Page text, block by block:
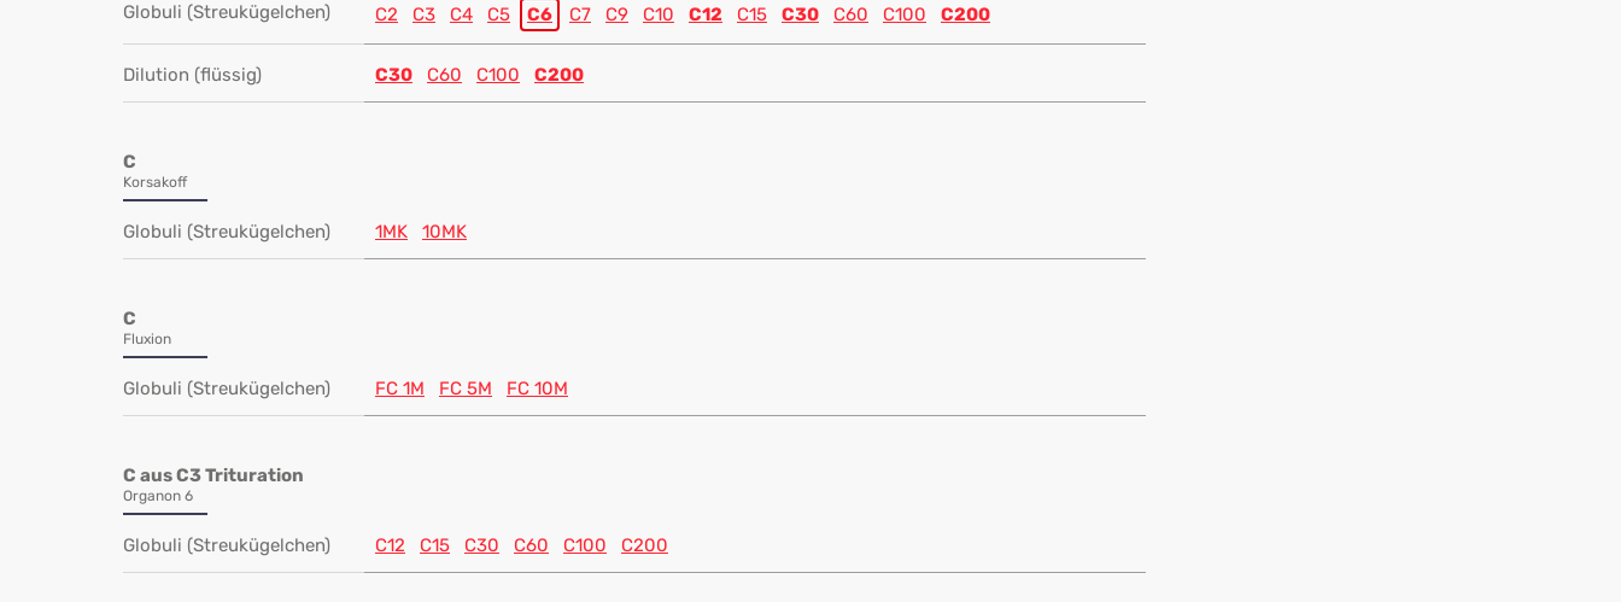
Globuli (Streukügelchen) C2 C3 C4 C5 C6 C7 C9 C10 C12 C15 C30 C60 C100 C200
Dilution (flüssig) C30 C60 C100 C200
C
Korsakoff
Globuli (Streukügelchen) 1MK 10MK
C
Fluxion
Globuli (Streukügelchen) FC 1M FC 5M FC 10M
C aus C3 Trituration
Organon 6
Globuli (Streukügelchen) C12 C15 C30 C60 C100 C200